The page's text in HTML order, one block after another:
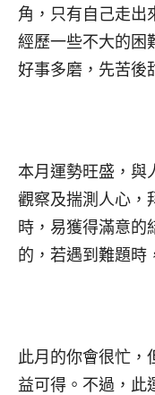
角，只有自己走出
經歷一些不大的困
好事多磨，先苦後
本月運勢旺盛，與
觀察及揣測人心，
時，易獲得滿意的
的，若遇到難題時
此月的你會很忙，
益可得。不過，此